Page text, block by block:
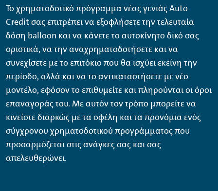
Το χρηµατοδοτικό πρόγραµµα νέας γενιάςAuto
Credit σας επιτρέπει να εξοφλήσετε την τελευταία
δόση balloon και να κάνετε το αυτοκίνητο δικό σας
οριστικά, να την αναχρηµατοδοτήσετε και να
συνεχίσετε µε το επιτόκιο που θα ισχύει εκείνη την
περίοδο, αλλά και να το αντικαταστήσετε µε νέο
µοντέλο, εφόσον το επιθυµείτε και πληρούνται οι όροι
επαναγοράς του. Με αυτόν τον τρόπο µπορείτε να
κινείστε διαρκώς µε τα οφέλη και τα προνόµια ενός
σύγχρονου χρηµατοδοτικού προγράµµατος που
προσαρµόζεται στις ανάγκες σας και σας
απελευθερώνει.